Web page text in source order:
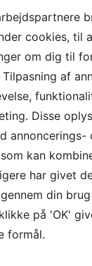
cookies, til
om dig til
af
Disse
annoncerings-
kan
har givet
din
på 'OK'
formål.